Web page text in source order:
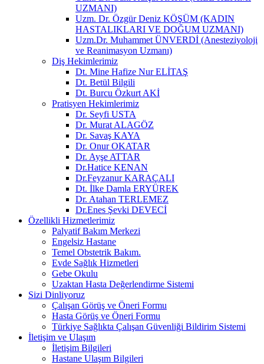
UZMANI)
Uzm. Dr. Özgür Deniz KÖŞÜM (KADIN
HASTALIKLARI VE DOĞUM UZMANI)
Uzm.Dr. Muhammet ÜNVERDİ (Anesteziyoloji
ve Reanimasyon Uzmanı)
Diş Hekimlerimiz
Dt. Mine Hafize Nur ELİTAŞ
Dt. Betül Bilgili
Dt. Burcu Özkurt AKİ
Pratisyen Hekimlerimiz
Dr. Seyfi USTA
Dr. Murat ALAGÖZ
Dr. Savaş KAYA
Dr. Onur OKATAR
Dr. Ayşe ATTAR
Dr.Hatice KENAN
Dr.Feyzanur KARAÇALI
Dt. İlke Damla ERYÜREK
Dr. Atahan TERLEMEZ
Dr.Enes Şevki DEVECİ
Özellikli Hizmetlerimiz
Palyatif Bakım Merkezi
Engelsiz Hastane
Temel Obstetrik Bakım.
Evde Sağlık Hizmetleri
Gebe Okulu
Uzaktan Hasta Değerlendirme Sistemi
Sizi Dinliyoruz
Çalışan Görüş ve Öneri Formu
Hasta Görüş ve Öneri Formu
Türkiye Sağlıkta Çalışan Güvenliği Bildirim Sistemi
İletişim ve Ulaşım
İletişim Bilgileri
Hastane Ulaşım Bilgileri